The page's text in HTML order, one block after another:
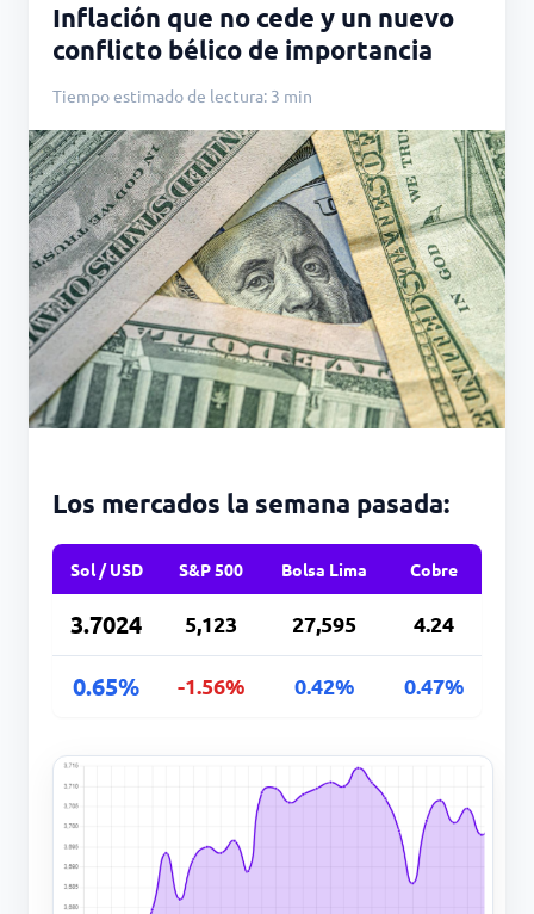
Inflación que no cede y un nuevo
conflicto bélico de importancia
Tiempo estimado de lectura: 3 min
Los mercados la semana pasada:
Sol / USD S&P 500 Bolsa Lima Cobre
3.7024 5,123 27,595 4.24
0.65% -1.56% 0.42% 0.47%